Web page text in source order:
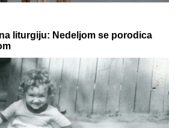
liturgiju: Nedeljom se porodica